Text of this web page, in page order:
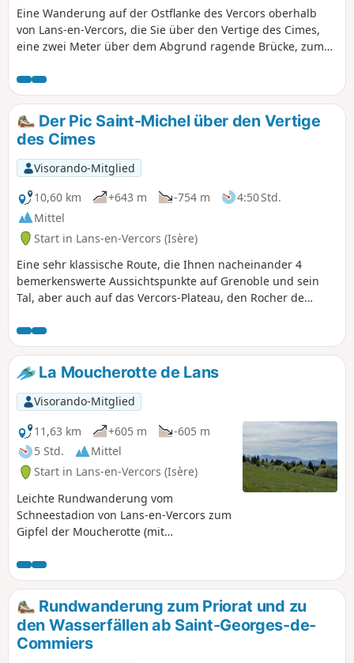
Eine Wanderung auf der Ostflanke des Vercors oberhalb
von Lans-en-Vercors, die Sie über den Vertige des Cimes,
eine zwei Meter über dem Abgrund ragende Brücke, zum
die grandiose Ausblicke auf alle umliegenden Bergmassive
und auf Grenoble bietet.
Der Pic Saint-Michel über den Vertige
des Cimes
Visorando-Mitglied
10,60 km
+643 m -754 m
4:50 Std.
Mittel
Start in Lans-en-Vercors (Isère)
Eine sehr klassische Route, die Ihnen nacheinander 4
bemerkenswerte Aussichtspunkte auf Grenoble und sein
Tal, aber auch auf das Vercors-Plateau, den Rocher de
mindestens einmal machen, wenn man in der Gegend ist.
Ideal ist es, mit zwei Fahrzeugen auf dem Aufstieg
hinaufzugehen und eines am Ziel, dem Parkplatz „Les
Barnets“, zwei Serpentinen unterhalb des Startpunkts an
der Station Lans en Vercors, stehen zu lassen.
La Moucherotte de Lans
Visorando-Mitglied
11,63 km
+605 m
-605 m
5 Std.
Mittel
Start in Lans-en-Vercors (Isère)
Leichte Rundwanderung vom
Schneestadion von Lans-en-Vercors zum
Gipfel der Moucherotte (mit
Bei schlechter Sicht nicht über die
Combe de Saint-Nizier absteigen.
Bleiben Sie in diesem Fall auf dem Weg.
Rundwanderung zum Priorat und zu
den Wasserfällen ab Saint-Georges-de-
Commiers